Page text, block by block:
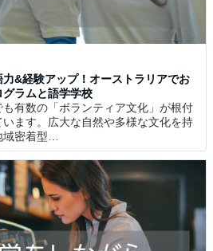
&経験アップ！オーストラリアでお
ラムと語学学校
有数の「ボランティア文化」が根付
ます。広大な自然や多様な文化を持
密着型…